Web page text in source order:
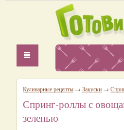
Кулинарные рецепты → Закуски →
Спринг-роллы с
зеленью